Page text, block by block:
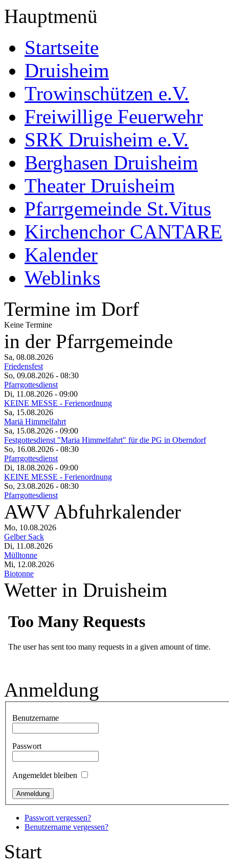
Hauptmenü
Startseite
Druisheim
Trowinschützen e.V.
Freiwillige Feuerwehr
SRK Druisheim e.V.
Berghasen Druisheim
Theater Druisheim
Pfarrgemeinde St.Vitus
Kirchenchor CANTARE
Kalender
Weblinks
Termine im Dorf
Keine Termine
in der Pfarrgemeinde
Sa, 08.08.2026
Friedensfest
So, 09.08.2026 - 08:30
Pfarrgottesdienst
Di, 11.08.2026 - 09:00
KEINE MESSE - Ferienordnung
Sa, 15.08.2026
Mariä Himmelfahrt
Sa, 15.08.2026 - 09:00
Festgottesdienst "Maria Himmelfahrt" für die PG in Oberndorf
So, 16.08.2026 - 08:30
Pfarrgottesdienst
Di, 18.08.2026 - 09:00
KEINE MESSE - Ferienordnung
So, 23.08.2026 - 08:30
Pfarrgottesdienst
AWV Abfuhrkalender
Mo, 10.08.2026
Gelber Sack
Di, 11.08.2026
Mülltonne
Mi, 12.08.2026
Biotonne
Wetter in Druisheim
Anmeldung
Benutzername
Passwort
Angemeldet bleiben
Passwort vergessen?
Benutzername vergessen?
Start